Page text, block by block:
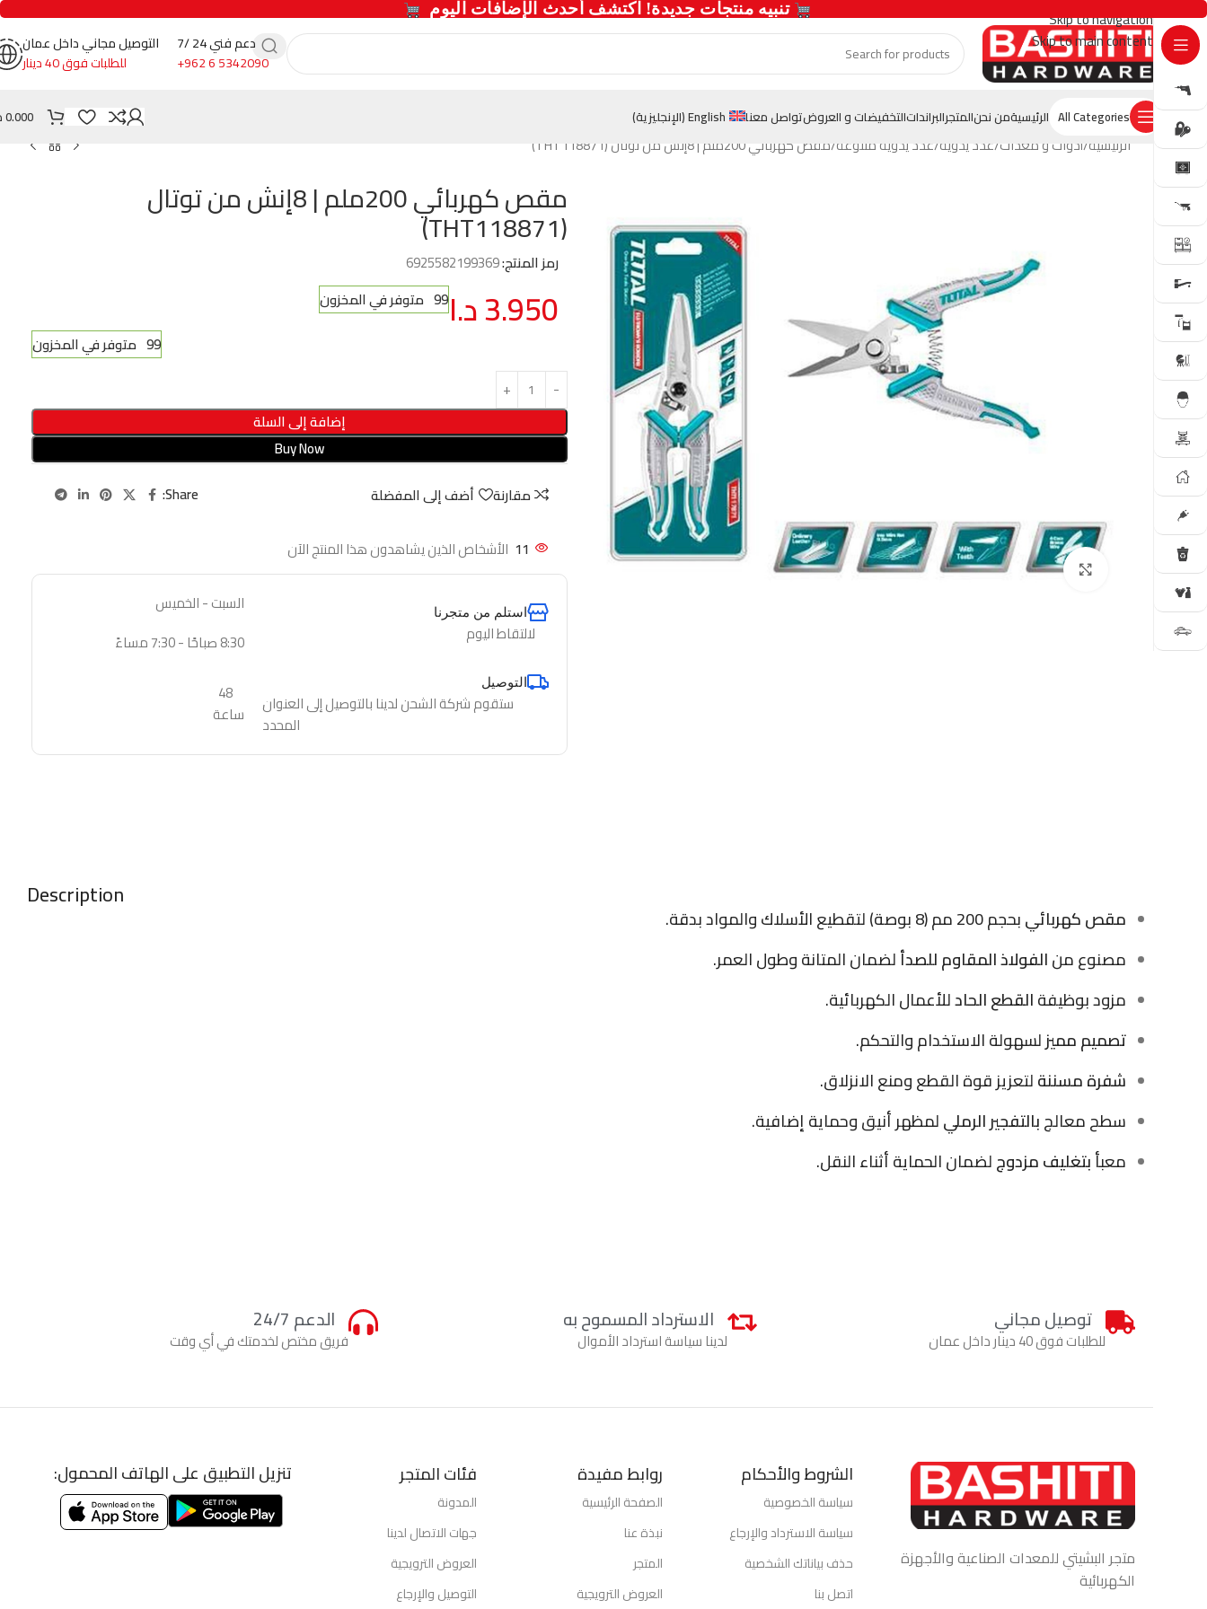
Skip to navigation
Skip to main content
دعم فني 24 /7
+962 6 5342090
التوصيل مجاني داخل عمان
للطلبات فوق 40 دينار
All Categories الرئيسيةمن نحنالمتجرالبرانداتالتخفيضات و العروضتواصل معنا English
(الإنجليزية)
0.000
الرئيسية أدوات و معدات عدد يدوية عدد يدوية متنوعة مقص كهربائي 200ملم | 8إنش من توتال (THT118871)
Click to enlarge
مقص كهربائي 200ملم | 8إنش من توتال
(THT118871)
رمز المنتج:6925582199369
3.950د.ا99 متوفر في المخزون
99 متوفر في المخزون
إضافة إلى السلة
Buy Now
مقارنة
أضف إلى المفضلة Share:
11 الأشخاص الذين يشاهدون هذا المنتج الآن
استلم من متجرنا
لالتقاط اليوم
السبت - الخميس
8:30 صباحًا - 7:30 مساءً
التوصيل
ستقوم شركة الشحن لدينا بالتوصيل إلى العنوان
المحدد
48
ساعة
Description
مقص كهربائيبحجم 200 مم (8 بوصة) لتقطيع الأسلاك والمواد بدقة.
مصنوع منالفولاذ المقاوم للصدألضمان المتانة وطول العمر.
مزود بوظيفةالقطع الحادللأعمال الكهربائية.
تصميم مميزلسهولة الاستخدام والتحكم.
شفرة مسننةلتعزيز قوة القطع ومنع الانزلاق.
سطح معالجبالتفجير الرمليلمظهر أنيق وحماية إضافية.
معبأبتغليف مزدوجلضمان الحماية أثناء النقل.
توصيل مجاني
للطلبات فوق 40 دينار داخل عمان
الاسترداد المسموح به
لدينا سياسة استرداد الأموال
الدعم 24/7
فريق مختص لخدمتك في أي وقت
متجر البشيتي للمعدات الصناعية والأجهزة
الكهربائية
الشروط والأحكام
سياسة الخصوصية
سياسة الاسترداد والإرجاع
حذف بياناتك الشخصية
اتصل بنا
روابط مفيدة
الصفحة الرئيسية
نبذة عنا
المتجر
العروض الترويجية
فئات المتجر
المدونة
جهات الاتصال لدينا
العروض الترويجية
التوصيل والإرجاع
تنزيل التطبيق على الهاتف المحمول:
  تنبيه منتجات جديدة! اكتشف أحدث الإضافات اليوم
GET OFFER